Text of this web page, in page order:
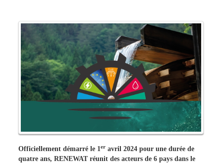
Officiellement démarré le 1er avril 2024 pour une durée de
quatre ans, RENEWAT réunit des acteurs de 6 pays dans le